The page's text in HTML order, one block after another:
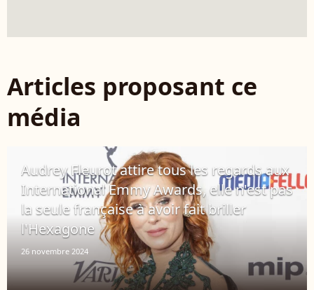
Articles proposant ce
média
Audrey Fleurot attire tous les regards aux
International Emmy Awards, elle n'est pas
la seule française à avoir fait briller
l'Hexagone
26 novembre 2024